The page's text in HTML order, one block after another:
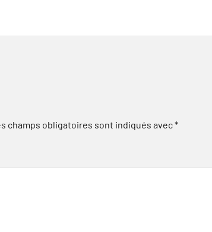
champs obligatoires sont indiqués avec*